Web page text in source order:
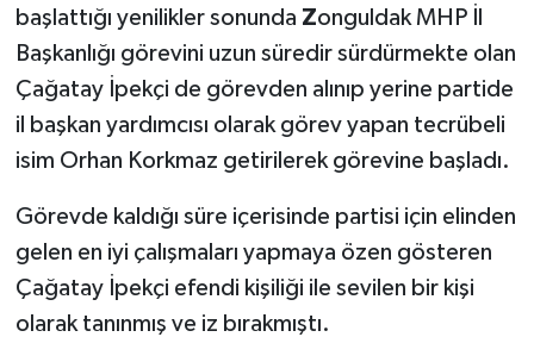
başlattığı yenilikler sonunda Zonguldak MHP İl
Başkanlığı görevini uzun süredir sürdürmekte olan
Çağatay İpekçi de görevden alınıp yerine partide
il başkan yardımcısı olarak görev yapan tecrübeli
isim Orhan Korkmaz getirilerek görevine başladı.
Görevde kaldığı süre içerisinde partisi için elinden
gelen en iyi çalışmaları yapmaya özen gösteren
Çağatay İpekçi efendi kişiliği ile sevilen bir kişi
olarak tanınmış ve iz bırakmıştı.